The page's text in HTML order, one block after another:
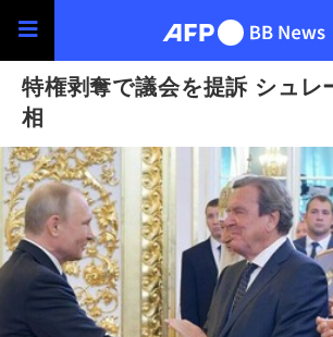
特権剥奪で議会を提訴 シュレ
相